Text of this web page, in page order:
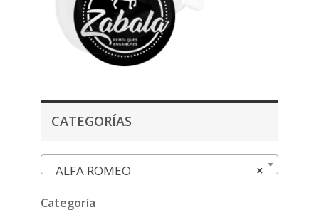
CATEGORÍAS
×
ALFA ROMEO
Categoría